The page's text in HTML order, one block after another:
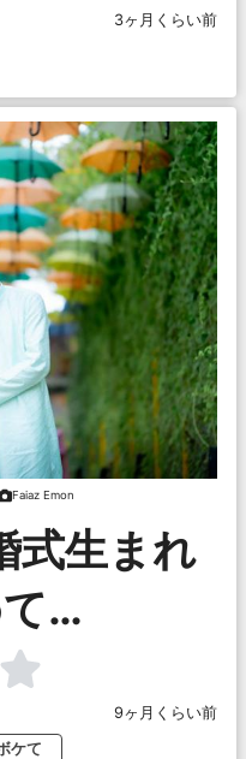
3ヶ月くらい前
Faiaz Emon
式生まれ
…
9ヶ月くらい前
ケて